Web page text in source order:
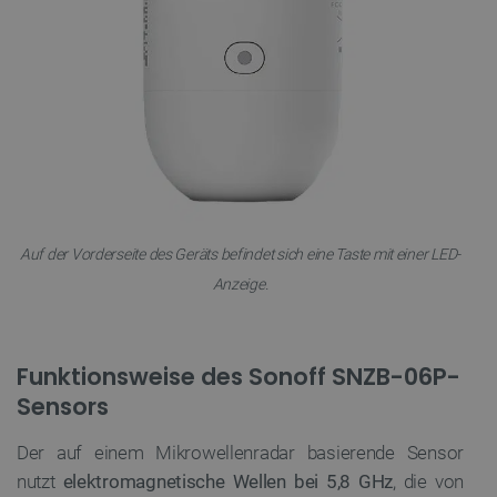
Auf der Vorderseite des Geräts befindet sich eine Taste mit einer LED-
Anzeige.
Funktionsweise des Sonoff SNZB-06P-
Sensors
Der auf einem Mikrowellenradar basierende Sensor
nutztelektromagnetische Wellen bei 5,8 GHz, die von